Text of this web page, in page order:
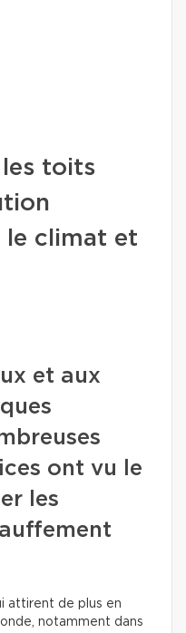
toits
le climat et
et aux
ont vu le
les
attirent de plus en
notamment dans